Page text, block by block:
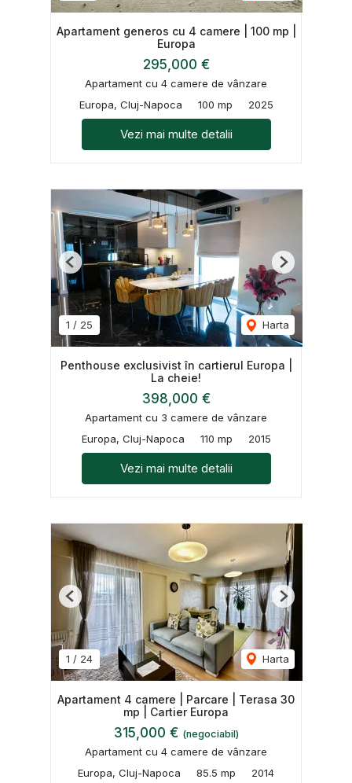
Apartament generos cu 4 camere | 100 mp |
Europa
295,000 €
Apartament cu 4 camere de vânzare
Europa, Cluj-Napoca
100 mp 2025
Vezi mai multe detalii
1 / 25 Harta
Previous Next
Penthouse exclusivist în cartierul Europa |
La cheie!
398,000 €
Apartament cu 3 camere de vânzare
Europa, Cluj-Napoca
110 mp 2015
Vezi mai multe detalii
1 / 24 Harta
Previous Next
Apartament 4 camere | Parcare | Terasa 30
mp | Cartier Europa
315,000 € (negociabil)
Apartament cu 4 camere de vânzare
Europa, Cluj-Napoca
85.5 mp 2014